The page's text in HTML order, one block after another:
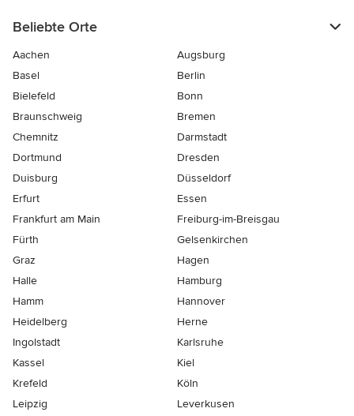
Beliebte Orte
Aachen
Augsburg
Basel
Berlin
Bielefeld
Bonn
Braunschweig
Bremen
Chemnitz
Darmstadt
Dortmund
Dresden
Duisburg
Düsseldorf
Erfurt
Essen
Frankfurt am Main
Freiburg-im-Breisgau
Fürth
Gelsenkirchen
Graz
Hagen
Halle
Hamburg
Hamm
Hannover
Heidelberg
Herne
Ingolstadt
Karlsruhe
Kassel
Kiel
Krefeld
Köln
Leipzig
Leverkusen